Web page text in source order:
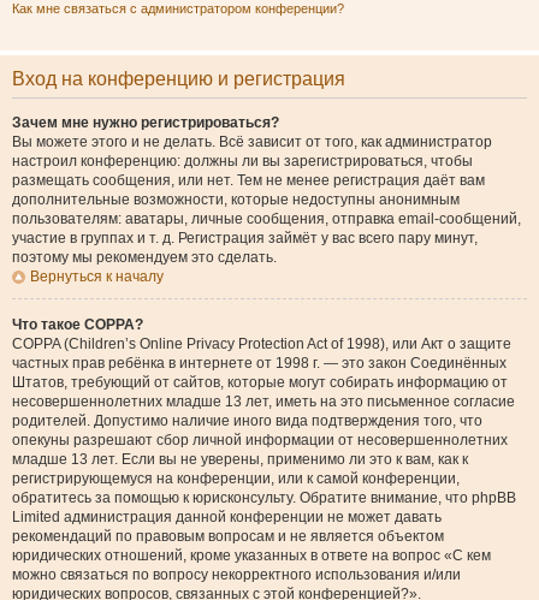
Как мне связаться с администратором конференции?
Вход на конференцию и регистрация
Зачем мне нужно регистрироваться?
Вы можете этого и не делать. Всё зависит от того, как администратор
настроил конференцию: должны ли вы зарегистрироваться, чтобы
размещать сообщения, или нет. Тем не менее регистрация даёт вам
дополнительные возможности, которые недоступны анонимным
пользователям: аватары, личные сообщения, отправка email-сообщений,
участие в группах и т. д. Регистрация займёт у вас всего пару минут,
поэтому мы рекомендуем это сделать.
Вернуться к началу
Что такое COPPA?
COPPA (Children’s Online Privacy Protection Act of 1998), или Акт о защите
частных прав ребёнка в интернете от 1998 г. — это закон Соединённых
Штатов, требующий от сайтов, которые могут собирать информацию от
несовершеннолетних младше 13 лет, иметь на это письменное согласие
родителей. Допустимо наличие иного вида подтверждения того, что
опекуны разрешают сбор личной информации от несовершеннолетних
младше 13 лет. Если вы не уверены, применимо ли это к вам, как к
регистрирующемуся на конференции, или к самой конференции,
обратитесь за помощью к юрисконсульту. Обратите внимание, что phpBB
Limited администрация данной конференции не может давать
рекомендаций по правовым вопросам и не является объектом
юридических отношений, кроме указанных в ответе на вопрос «С кем
можно связаться по вопросу некорректного использования и/или
юридических вопросов, связанных с этой конференцией?».